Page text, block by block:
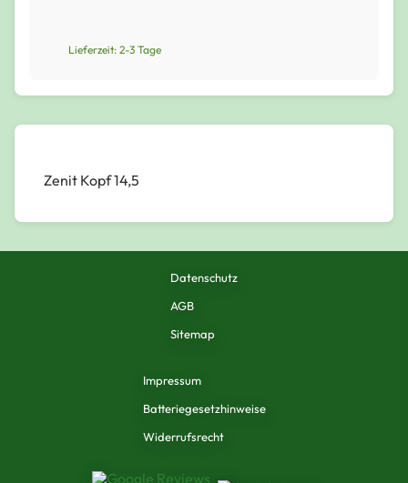
Lieferzeit: 2-3 Tage
Zenit Kopf 14,5
Datenschutz
AGB
Sitemap
Impressum
Batteriegesetzhinweise
Widerrufsrecht